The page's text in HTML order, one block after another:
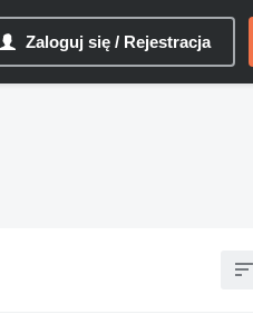
Zaloguj się / Rejestracja